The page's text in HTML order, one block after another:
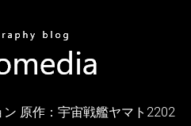
原作：宇宙戦艦ヤマト2202